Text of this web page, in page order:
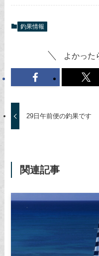
釣果情報
よかった
29日午前便の釣果です
関連記事